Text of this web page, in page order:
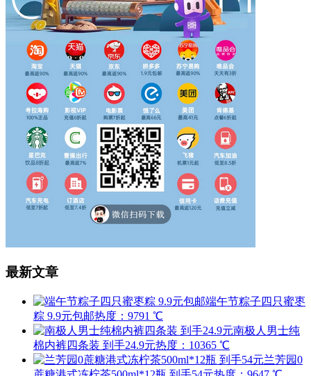
最新文章
端午节粽子四只蜜枣
粽 9.9元包邮热度：9791 ℃
南极人男士纯
棉内裤四条装 到手24.9元热度：10365 ℃
兰芳园0